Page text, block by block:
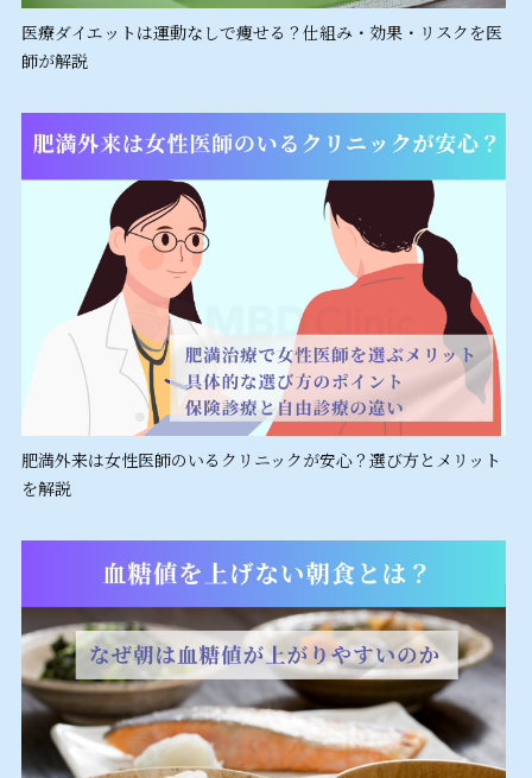
医療ダイエットは運動なしで痩せる？仕組み・効果・リスクを医
師が解説
肥満外来は女性医師のいるクリニックが安心？選び方とメリット
を解説